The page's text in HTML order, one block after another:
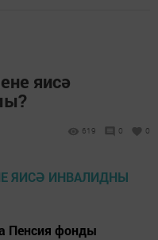
яисә
619 0 0
Пенсия фонды